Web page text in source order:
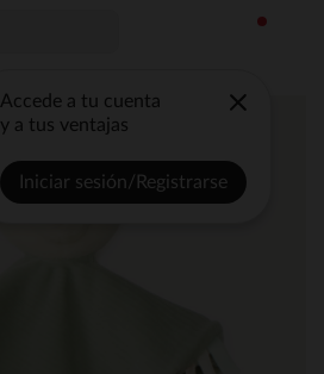
Accede a tu cuenta
y a tus ventajas
Iniciar sesión/Registrarse